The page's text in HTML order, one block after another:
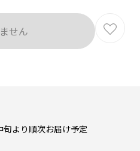
旬より順次お届け予定
せん